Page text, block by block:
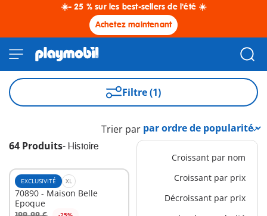
☀️- 25 % sur les best-sellers de l'été ☀️
Achetez maintenant
Filtre (1)
64 Produits- Histoire
Trier par
Croissant par nom
Croissant par prix
Décroissant par prix
EXCLUSIVITÉ XL
70890 - Maison Belle
Epoque
EXCLUSIVITÉ M
5248 - Chariot avec cow-
boys et bandits